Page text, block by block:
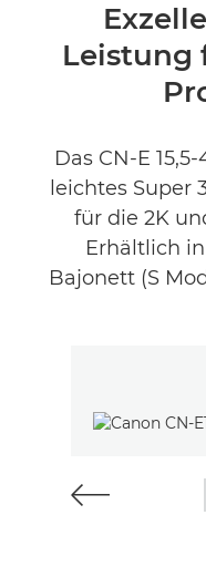
Produktbewertungen
Leistung
Das CN-E
leichtes Super
für die 2K
Erhältlich
Bajonett (S